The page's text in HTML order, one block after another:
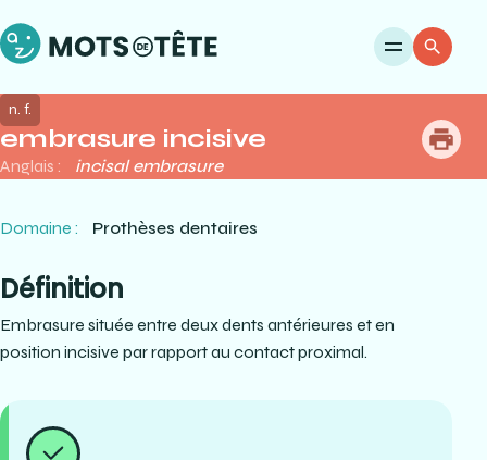
embrasure incisive
n. f.
Anglais : incisal embrasure
Domaine : Prothèses dentaires
Définition
Embrasure située entre deux dents antérieures et en
position incisive par rapport au contact proximal.